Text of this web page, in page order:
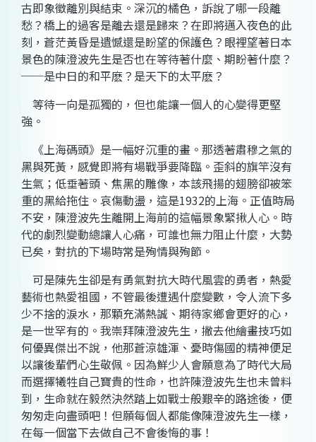
古即象徵離別與結束。深沉的橘色，訴說了哪一段離
愁？橋上的過客是離去還是歸來？在即將邁入夜色的此
刻，蒼茫黃昏是遺憾還是盼望的保護色？眼裡望著日本
景色的陳澄波先生是否也在等待著什麼、期盼著什麼？
──是中日的和平麽？是天下的太平麽？
等待一向是孤獨的，但也能讓一個人的心變得更堅
強。
《上海碼頭》是一幅好沉重的畫。那透著肅穆之氣的
黑與死黃，感覺即將有場戰爭要降臨。歪斜的旗竿沒有
生氣 ； 低垂著頭、焦黑的雕像，本該飛揚的翅膀卻被笨
重的黑給拖住。哀傷動盪，這是1932的上海。正值時局
不安，陳澄波先生離開上海前的這幅景象緊揪人心。時
代的劇烈變動總讓人心痛，可誰也無力阻止什麼，大勢
已矣，對抗的下場時常是殉情與殉節。
可是陳先生卻是有勇氣對抗大時代風雲的勇者，熱愛
藝術也熱愛祖國，不管最後遭遇什麼變數，令人流下多
少不捨的淚水，那顆充滿熱誠、期待家鄉會更好的心，
是一世罕有的。我崇拜陳澄波先生，撇去他繪畫技巧如
何優異傑出不說，他那蒼涼雄渾、憂時傷國的精神便足
以讓後輩們心生敬佩。因為鮮少人會願意為了時代大局
而選擇犧牲自己寶貴的性命，也許陳澄波先生也未曾料
到，生命就在毅然決然踏上如戰士般艱辛的路途後，便
匆匆走向盡頭吧！但願每個人都能像陳澄波先生一樣，
在每一個當下去做自己不會後悔的事！